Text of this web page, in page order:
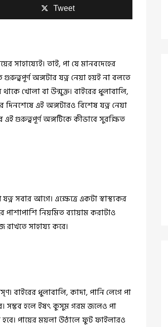
Tweet
সাহায্যেই। তাই, পা যে মানবদেহের
অঙ্গটার যত্ন নেয়া হয়ই না বলতে
খোলা বা উন্মুক্ত। বাইরের ধুলাবালি,
এই অঙ্গটারও বিশেষ যত্ন নেয়া
গুরুত্বপূর্ণ অঙ্গটিকে কীভাবে সুরক্ষিত
সবার আগে। এক্ষেত্রে একটা স্বাস্থ্যকর
পাশাপাশি নিয়মিত ব্যায়াম করাটাও
সাহায্য করে।
বাইরের ধুলাবালি, কাদা, পানি লেগে পা
সম্ভব হলে ইষৎ কুসুম গরম জলেও পা
হবে। পায়ের ময়লা উঠালে ফুট ফাইলারও